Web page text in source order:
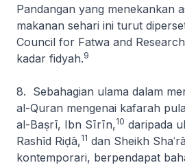
Pandangan yang menekankan
makanan sehari ini turut
Council for Fatwa and
kadar fidyah.9
8. Sebahagian ulama dalam
al-Quran mengenai kafarah
al-Baṣrī, Ibn Sīrīn,10 daripada
Rashīd Riḍā,11 dan Sheikh
kontemporari, berpendapat